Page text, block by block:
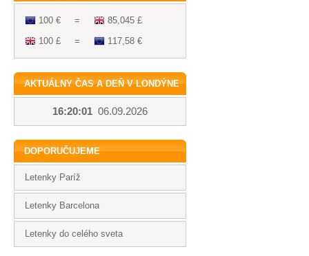
100 € =
85,045 £
100 £
= 117,58 €
AKTUÁLNY ČAS A DEŇ V LONDÝNE
16:20:01 06.09.2026
DOPORUČUJEME
Letenky Paríž
Letenky Barcelona
Letenky do celého sveta